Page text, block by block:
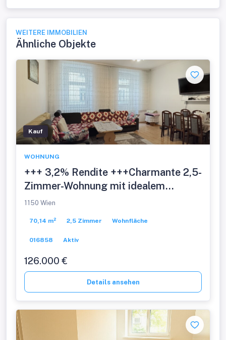
WEITERE IMMOBILIEN
Ähnliche Objekte
Kauf
WOHNUNG
+++ 3,2% Rendite +++Charmante 2,5-
Zimmer-Wohnung mit idealem
Grundriss in top-saniertem Haus -
mit
1150 Wien
70,14 m² 2,5 Zimmer Wohnfläche
016858 Aktiv
126.000 €
Details ansehen